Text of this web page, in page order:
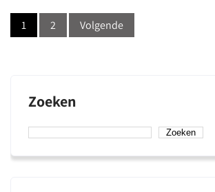
Posts
pagination
1 2 Volgende
Zoeken
Zoeken